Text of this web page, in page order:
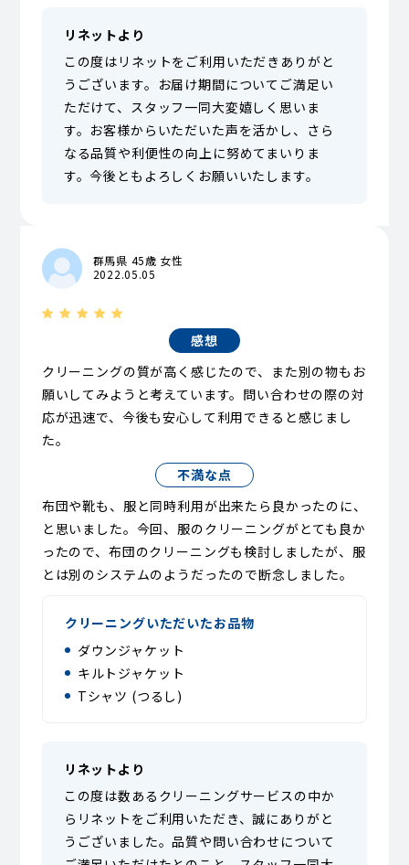
リネットより
この度はリネットをご利用いただきありがと
うございます。お届け期間についてご満足い
ただけて、スタッフ一同大変嬉しく思いま
す。お客様からいただいた声を活かし、さら
なる品質や利便性の向上に努めてまいりま
す。今後ともよろしくお願いいたします。
群馬県 45歳 女性
2022.05.05
感想
クリーニングの質が高く感じたので、また別の物もお
願いしてみようと考えています。問い合わせの際の対
応が迅速で、今後も安心して利用できると感じまし
た。
不満な点
布団や靴も、服と同時利用が出来たら良かったのに、
と思いました。今回、服のクリーニングがとても良か
ったので、布団のクリーニングも検討しましたが、服
とは別のシステムのようだったので断念しました。
クリーニングいただいたお品物
ダウンジャケット
キルトジャケット
Tシャツ (つるし)
リネットより
この度は数あるクリーニングサービスの中か
らリネットをご利用いただき、誠にありがと
うございました。品質や問い合わせについて